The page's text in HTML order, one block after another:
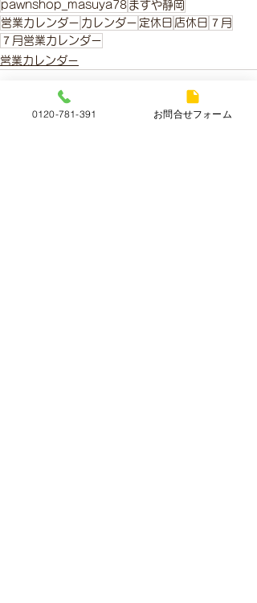
pawnshop_masuya78 ますや静岡
営業カレンダー カレンダー 定休日 店休日 ７月
７月営業カレンダー
営業カレンダー
0120-781-391 お問合せフォーム